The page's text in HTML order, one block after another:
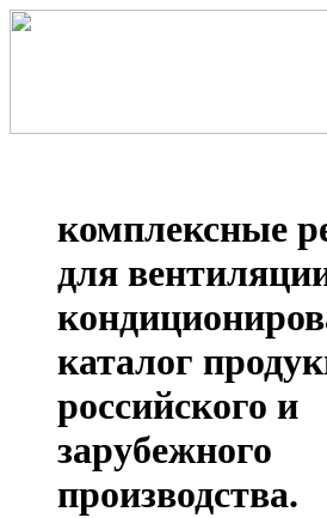
комплексные
для
каталог
российского и
зарубежного
производства.